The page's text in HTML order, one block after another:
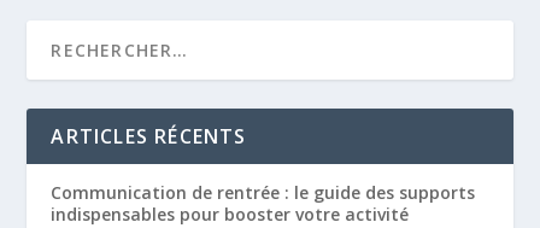
ARTICLES RÉCENTS
Communication de rentrée : le guide des supports
indispensables pour booster votre activité